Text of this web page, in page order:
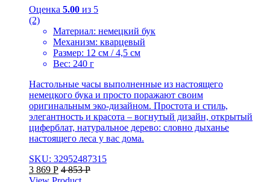
Оценка 5.00 из 5
(2)
Материал: немецкий бук
Механизм: кварцевый
Размер: 12 см / 4,5 см
Вес: 240 г
Настольные часы выполненные из настоящего
немецкого бука и просто поражают своим
оригинальным эко-дизайном. Простота и стиль,
элегантность и красота – вогнутый дизайн, открытый
циферблат, натуральное дерево: словно дыханье
настоящего леса у вас дома.
SKU: 32952487315
3 869 Р 4 853Р